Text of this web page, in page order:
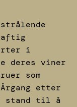
i
deres viner
som
etter
stand til å